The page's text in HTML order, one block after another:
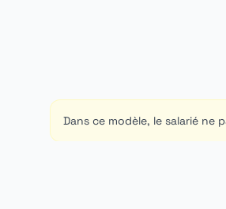
Dans ce modèle, le salarié